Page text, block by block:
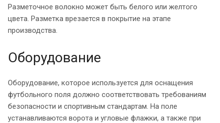
Разметочное волокно может быть белого или желтого
цвета. Разметка врезается в покрытие на этапе
производства.
Оборудование
Оборудование, которое используется для оснащения
футбольного поля должно соответствовать требованиям
безопасности и спортивным стандартам. На поле
устанавливаются ворота и угловые флажки, а также при